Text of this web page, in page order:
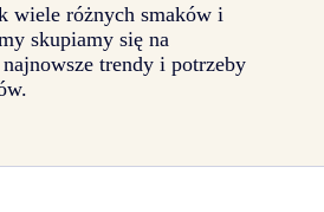
wiele różnych smaków i
skupiamy się na
trendy i potrzeby